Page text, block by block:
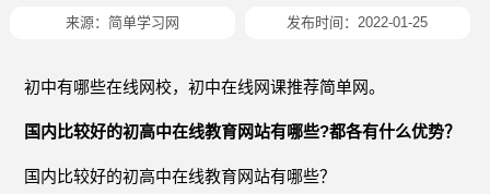
来源：简单学习网 发布时间：2022-01-25
初中有哪些在线网校，初中在线网课推荐简单网。
国内比较好的初高中在线教育网站有哪些?都各有什么优势？
国内比较好的初高中在线教育网站有哪些？